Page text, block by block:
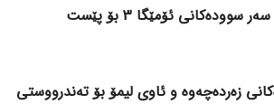
ئۆمێگا 3 بۆ پێست
زەردەچەوە و ئاوی لیمۆ بۆ تەندرووستی